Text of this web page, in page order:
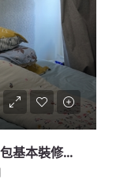
【Novoland: 業主放租】兩房一廳 包基本裝修及傢俬